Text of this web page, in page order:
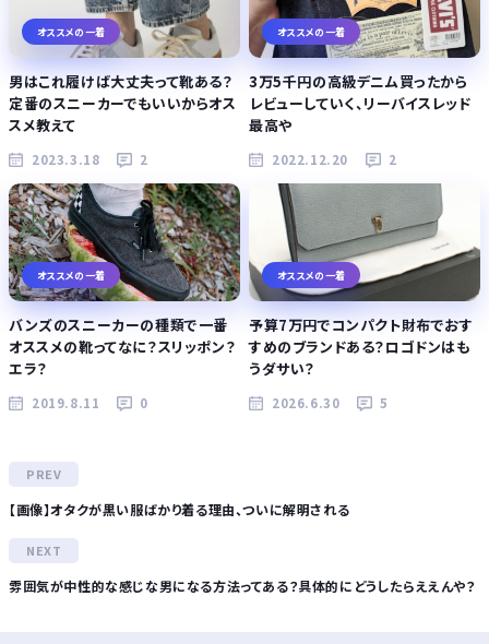
オススメの一着
男はこれ履けば大丈夫って靴ある？
定番のスニーカーでもいいからオス
スメ教えて
2023.3.18 2
オススメの一着
3万5千円の高級デニム買ったから
レビューしていく、リーバイスレッド
最高や
2022.12.20 2
オススメの一着
バンズのスニーカーの種類で一番
オススメの靴ってなに？スリッポン？
エラ？
2019.8.11 0
オススメの一着
予算7万円でコンパクト財布でおす
すめのブランドある？ロゴドンはも
うダサい？
2026.6.30 5
【画像】オタクが黒い服ばかり着る理由、ついに解明される
雰囲気が中性的な感じな男になる方法ってある？具体的にどうしたらええんや？